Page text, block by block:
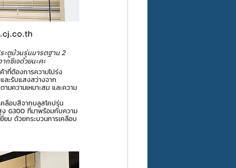
ะตูม้วนรุ่นมารตฐาน 2
กซีเจด้วยนะคะ
ละรับแสงสว่างจาก
มความเหมาะสม และความ
คลือบสีจากบลูสโคปรุ่น
G300 ที่มาพร้อมกับความ
ยม ด้วยกระบวนการเคลือบ